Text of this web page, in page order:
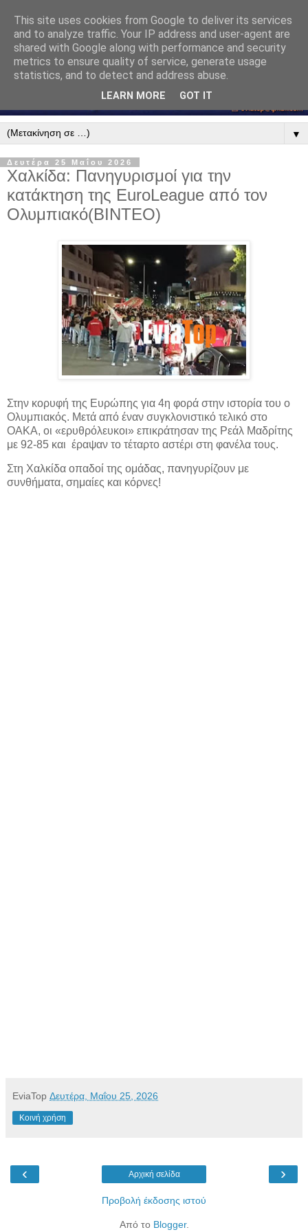
▼
Δευτέρα 25 Μαΐου 2026
Χαλκίδα: Πανηγυρισμοί για την
κατάκτηση της EuroLeague από τον
Ολυμπιακό(ΒΙΝΤΕΟ)
Στην κορυφή της Ευρώπης για 4η φορά στην ιστορία του ο
Ολυμπιακός. Μετά από έναν συγκλονιστικό τελικό στο
ΟΑΚΑ, οι «ερυθρόλευκοι» επικράτησαν της Ρεάλ Μαδρίτης
με 92-85 και έραψαν το τέταρτο αστέρι στη φανέλα τους.
Στη Χαλκίδα οπαδοί της ομάδας, πανηγυρίζουν με
συνθήματα, σημαίες και κόρνες!
EviaTop Δευτέρα, Μαΐου 25, 2026
Κοινή χρήση
‹ ›
Αρχική σελίδα
Προβολή έκδοσης ιστού
Από το Blogger.
This site uses cookies from Google to deliver its services
and to analyze traffic. Your IP address and user-agent are
shared with Google along with performance and security
metrics to ensure quality of service, generate usage
statistics, and to detect and address abuse.
LEARN MORE GOT IT